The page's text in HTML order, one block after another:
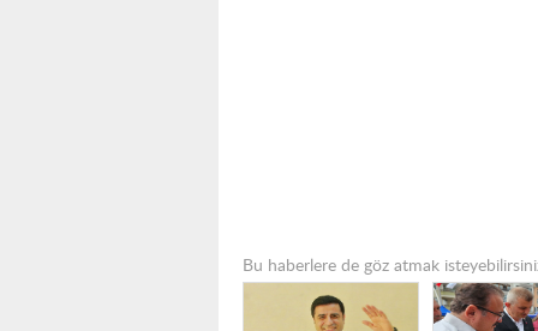
Bu haberlere de göz atmak